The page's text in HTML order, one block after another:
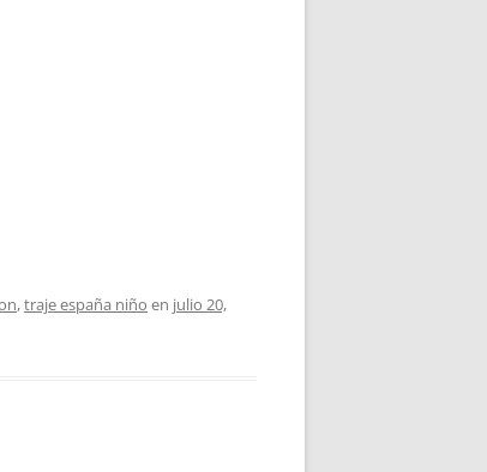
,traje españa niño en julio 20,